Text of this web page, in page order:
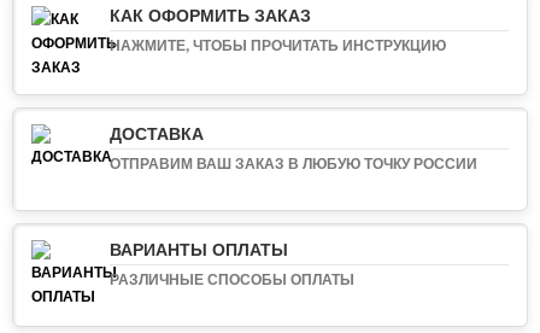
КАК ОФОРМИТЬ ЗАКАЗ
НАЖМИТЕ, ЧТОБЫ ПРОЧИТАТЬ ИНСТРУКЦИЮ
ДОСТАВКА
ОТПРАВИМ ВАШ ЗАКАЗ В ЛЮБУЮ ТОЧКУ РОССИИ
ВАРИАНТЫ ОПЛАТЫ
РАЗЛИЧНЫЕ СПОСОБЫ ОПЛАТЫ